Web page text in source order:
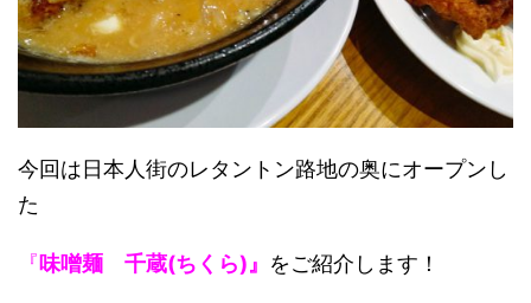
今回は日本人街のレタントン路地の奥にオープンし
た
『味噌麺 千蔵(ちくら)』 をご紹介します！